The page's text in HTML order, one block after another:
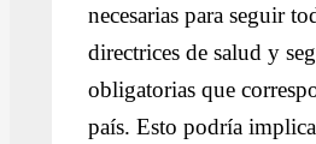
necesarias para seguir
directrices de salud y
obligatorias que
país. Esto podría